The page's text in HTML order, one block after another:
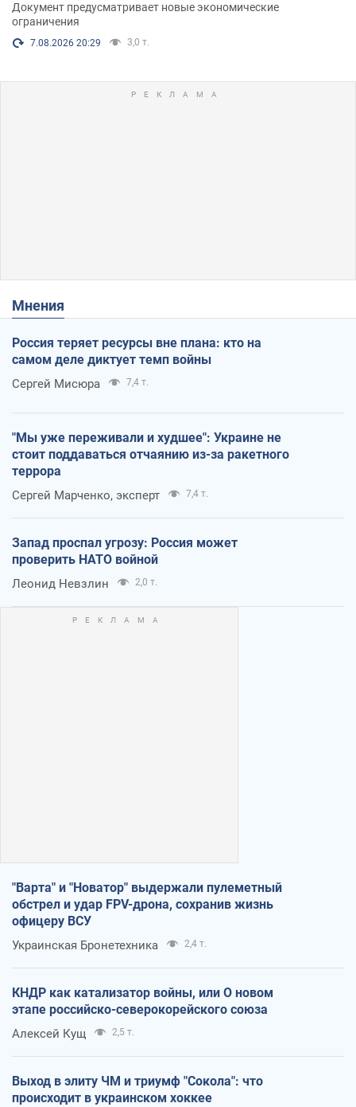
Документ предусматривает новые экономические
ограничения
7.08.2026 20:29 3,0 т.
Мнения
Россия теряет ресурсы вне плана: кто на
самом деле диктует темп войны
Сергей Мисюра 7,4 т.
"Мы уже переживали и худшее": Украине не
стоит поддаваться отчаянию из-за ракетного
террора
Сергей Марченко, эксперт 7,4 т.
Запад проспал угрозу: Россия может
проверить НАТО войной
Леонид Невзлин 2,0 т.
"Варта" и "Новатор" выдержали пулеметный
обстрел и удар FPV-дрона, сохранив жизнь
офицеру ВСУ
Украинская Бронетехника 2,4 т.
КНДР как катализатор войны, или О новом
этапе российско-северокорейского союза
Алексей Кущ 2,5 т.
Выход в элиту ЧМ и триумф "Сокола": что
происходит в украинском хоккее